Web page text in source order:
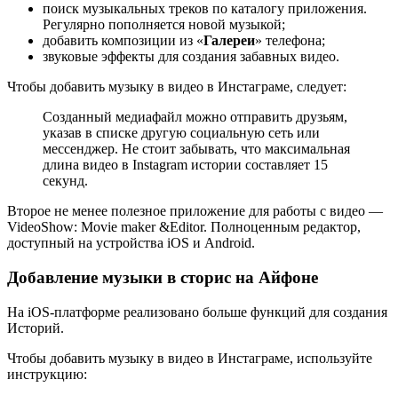
поиск музыкальных треков по каталогу приложения.
Регулярно пополняется новой музыкой;
добавить композиции из «Галереи» телефона;
звуковые эффекты для создания забавных видео.
Чтобы добавить музыку в видео в Инстаграме, следует:
Созданный медиафайл можно отправить друзьям,
указав в списке другую социальную сеть или
мессенджер. Не стоит забывать, что максимальная
длина видео в Instagram истории составляет 15
секунд.
Второе не менее полезное приложение для работы с видео —
VideoShow: Movie maker &Editor. Полноценным редактор,
доступный на устройства iOS и Android.
Добавление музыки в сторис на Айфоне
На iOS-платформе реализовано больше функций для создания
Историй.
Чтобы добавить музыку в видео в Инстаграме, используйте
инструкцию: